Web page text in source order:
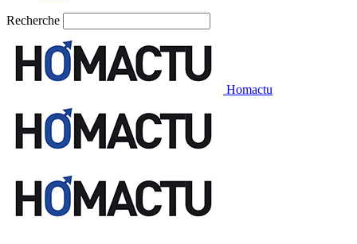
Recherche
Homactu